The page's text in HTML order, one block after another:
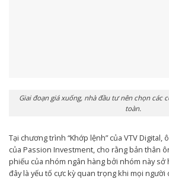
Giai đoạn giá xuống, nhà đầu tư nên chọn các
toàn.
Tại chương trình “Khớp lệnh” của VTV Digital,
của Passion Investment, cho rằng bản thân
phiếu của nhóm ngân hàng bởi nhóm này sở
đây là yếu tố cực kỳ quan trọng khi mọi người